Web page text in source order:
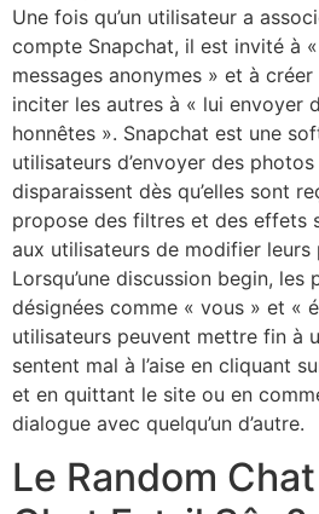
Une fois qu’un utilisateur a
compte Snapchat, il est invité à
messages anonymes » et à
inciter les autres à « lui envoyer
honnêtes ». Snapchat est une
utilisateurs d’envoyer des
disparaissent dès qu’elles sont
propose des filtres et des effets
aux utilisateurs de modifier leurs
Lorsqu’une discussion begin, les
désignées comme « vous » et «
utilisateurs peuvent mettre fin à
sentent mal à l’aise en cliquant
et en quittant le site ou en
dialogue avec quelqu’un d’autre.
Le Random